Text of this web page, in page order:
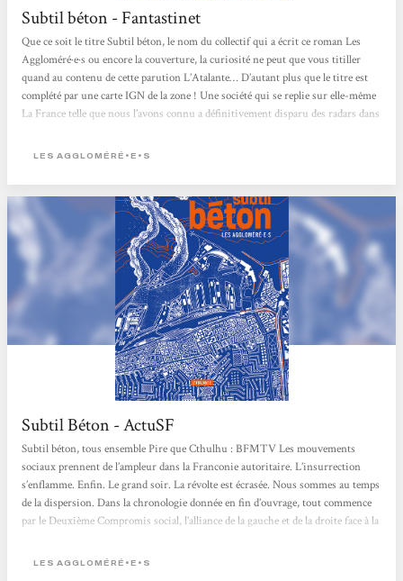
Subtil béton - Fantastinet
Que ce soit le titre Subtil béton, le nom du collectif qui a écrit ce roman Les
Aggloméré·e·s ou encore la couverture, la curiosité ne peut que vous titiller
quand au contenu de cette parution L’Atalante… D’autant plus que le titre est
complété par une carte IGN de la zone ! Une société qui se replie sur elle-même
La France telle que nous l’avons connu a définitivement disparu des radars dans
société des Lumières dans un rejet de l’autre majeur… Car...
LES AGGLOMÉRÉ•E•S
Subtil Béton - ActuSF
Subtil béton, tous ensemble Pire que Cthulhu : BFMTV Les mouvements
sociaux prennent de l’ampleur dans la Franconie autoritaire. L’insurrection
s’enflamme. Enfin. Le grand soir. La révolte est écrasée. Nous sommes au temps
de la dispersion. Dans la chronologie donnée en fin d’ouvrage, tout commence
par le Deuxième Compromis social, l’alliance de la gauche et de la droite face à la
pas besoin d’être élue. Les Compromis se chargent de son programme : rupture
LES AGGLOMÉRÉ•E•S